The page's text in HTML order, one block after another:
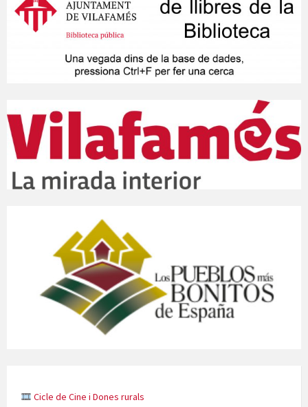
Cicle de Cine i Dones rurals